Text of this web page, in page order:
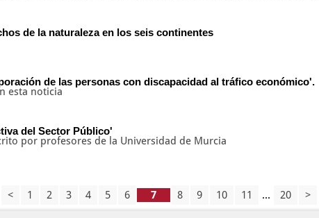
de la naturaleza en los seis continentes
de las personas con discapacidad al tráfico económico'.
esta noticia
del Sector Público'
por profesores de la Universidad de Murcia
< 1 2 3 4 5 6 8 9 10 11 ... 20 >